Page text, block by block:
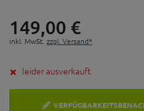
149,00 €
inkl. MwSt. zzgl. Versand*
leider ausverkauft